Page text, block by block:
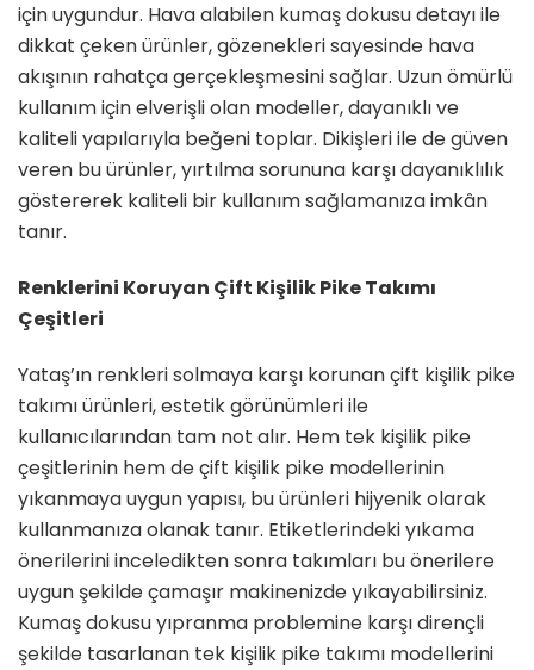
için uygundur. Hava alabilen kumaş dokusu detayı ile
dikkat çeken ürünler, gözenekleri sayesinde hava
akışının rahatça gerçekleşmesini sağlar. Uzun ömürlü
kullanım için elverişli olan modeller, dayanıklı ve
kaliteli yapılarıyla beğeni toplar. Dikişleri ile de güven
veren bu ürünler, yırtılma sorununa karşı dayanıklılık
göstererek kaliteli bir kullanım sağlamanıza imkân
tanır.
Renklerini Koruyan Çift Kişilik Pike Takımı
Çeşitleri
Yataş’ın renkleri solmaya karşı korunan çift kişilik pike
takımı ürünleri, estetik görünümleri ile
kullanıcılarından tam not alır. Hem tek kişilik pike
çeşitlerinin hem de çift kişilik pike modellerinin
yıkanmaya uygun yapısı, bu ürünleri hijyenik olarak
kullanmanıza olanak tanır. Etiketlerindeki yıkama
önerilerini inceledikten sonra takımları bu önerilere
uygun şekilde çamaşır makinenizde yıkayabilirsiniz.
Kumaş dokusu yıpranma problemine karşı dirençli
şekilde tasarlanan tek kişilik pike takımı modellerini